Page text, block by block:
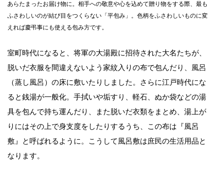
あらたまったお届け物に。相手への敬意や心を込めて贈り物をする際、最も
ふさわしいのが結び目をつくらない「平包み」。色柄をふさわしいものに変
えれば慶弔事にも使える包み方です。
室町時代になると、将軍の大湯殿に招待された大名たちが、
脱いだ衣服を間違えないよう家紋入りの布で包んだり、風呂
（蒸し風呂）の床に敷いたりしました。さらに江戸時代にな
ると銭湯が一般化。手拭いや垢すり、軽石、ぬか袋などの湯
具を包んで持ち運んだり、また脱いだ衣類をまとめ、湯上が
りにはその上で身支度をしたりするうち、この布は『風呂
敷』と呼ばれるように。こうして風呂敷は庶民の生活用品と
なります。